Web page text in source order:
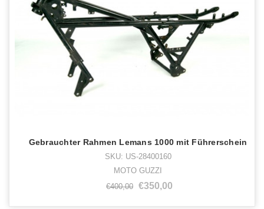
Gebrauchter Rahmen Lemans 1000 mit Führerschein
SKU: US-28400160
MOTO GUZZI
€400,00 €350,00